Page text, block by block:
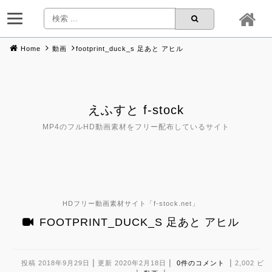
Home 動画 footprint_duck_s 足あと アヒル
えふすと f-stock
MP4のフルHD動画素材をフリー配布しているサイト
HDフリー動画素材サイト「f-stock.net 」
FOOTPRINT_DUCK_S 足あと アヒル
投稿 2018年9月29日 | 更新 2020年2月18日 | 0件のコメント | 2,002 ビ